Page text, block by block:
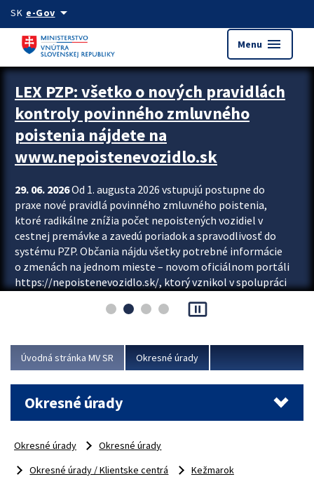
Preskocit na hlavný obsah
SK e-Govarrow_drop_down
Menu menu
Zastavit automatický posun upútavok
LEX PZP: všetko o nových pravidlách
kontroly povinného zmluvného
poistenia nájdete na
www.nepoistenevozidlo.sk
29. 06. 2026Od 1. augusta 2026 vstupujú postupne do
praxe nové pravidlá povinného zmluvného poistenia,
ktoré radikálne znížia počet nepoistených vozidiel v
cestnej premávke a zavedú poriadok a spravodlivosť do
systému PZP. Občania nájdu všetky potrebné informácie
o zmenách na jednom mieste – novom oficiálnom portáli
https://nepoistenevozidlo.sk/, ktorý vznikol v spolupráci
asociácie poisťovní (SLASPO) a Ministerstva vnútra SR.
Viac
pause_presentation
Úvodná stránka MV SR Okresné úrady
Okresné úrady
Okresné úrady
Okresné úrady
Okresné úrady / Klientske centrá
Kežmarok